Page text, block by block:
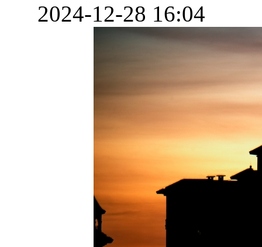
2024-12-28 16:04